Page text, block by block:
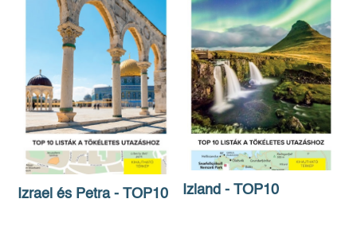
Izrael és Petra - TOP10 Izland - TOP10